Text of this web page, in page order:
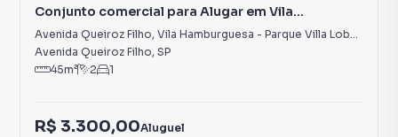
Conjunto comercial para Alugar em Vila
Hamburguesa - Parque Villa Lobos
Avenida Queiroz Filho, Vila Hamburguesa - Parque Villa Lobos
Avenida Queiroz Filho, SP
45m² 2 1
R$ 3.300,00Aluguel